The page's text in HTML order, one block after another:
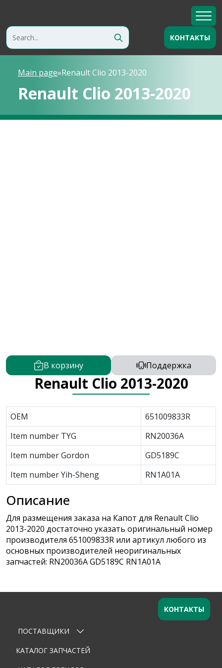
КОНТАКТЫ
Main page»Renault Clio 2013-2020
Renault Clio 2013-2020
В корзину Поддержка
Renault Clio 2013-2020
OEM
651009833R
Item number TYG
RN20036A
Item number Gordon
GD5189C
Item number Yih-Sheng
RN1A01A
Описание
Для размещения заказа на Капот для Renault Clio
2013-2020 достаточно указать оригинальный номер
производителя 651009833R или артикул любого из
основных производителей неоригинальных
запчастей: RN20036A GD5189C RN1A01A
Оставьте заявку
Ваше имя
ПОСТАВЩИКИ
КАТАЛОГ ЗАПЧАСТЕЙ
КОНТАКТЫ